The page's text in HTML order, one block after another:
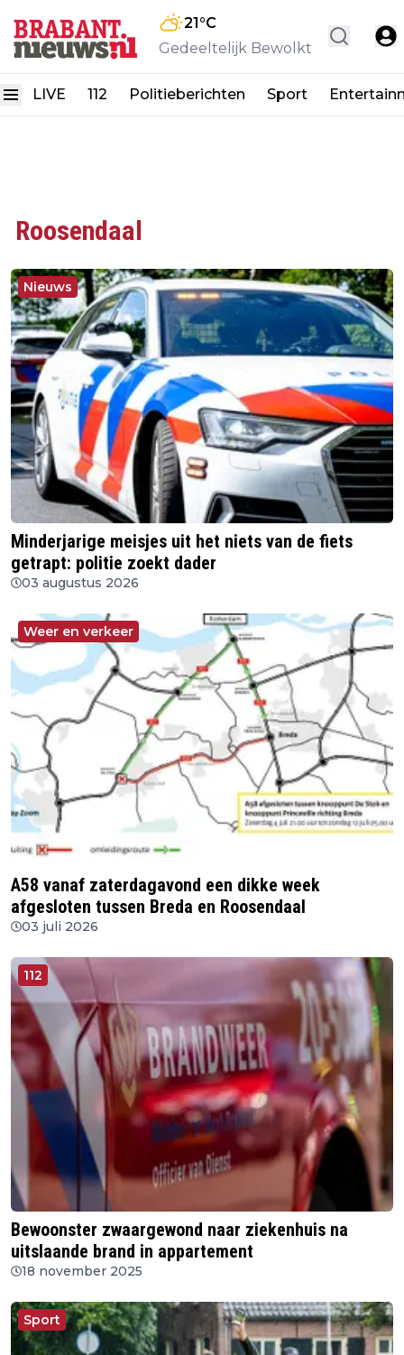
21 °C
Gedeeltelijk Bewolkt
LIVE 112 Politieberichten Sport
Roosendaal
Nieuws
Minderjarige meisjes uit het niets van de fiets
getrapt: politie zoekt dader
03 augustus 2026
Weer en verkeer
A58 vanaf zaterdagavond een dikke week
afgesloten tussen Breda en Roosendaal
03 juli 2026
112
Bewoonster zwaargewond naar ziekenhuis na
uitslaande brand in appartement
18 november 2025
Sport